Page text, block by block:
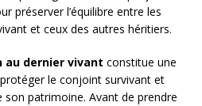
préserver l’équilibre entre les
et ceux des autres héritiers.
au dernier vivant constitue une
le conjoint survivant et
patrimoine. Avant de prendre